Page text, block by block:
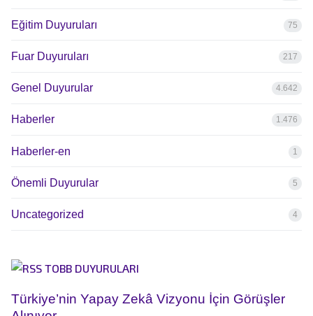
Eğitim Duyuruları 75
Fuar Duyuruları 217
Genel Duyurular 4.642
Haberler 1.476
Haberler-en 1
Önemli Duyurular 5
Uncategorized 4
TOBB DUYURULARI
Türkiye’nin Yapay Zekâ Vizyonu İçin Görüşler